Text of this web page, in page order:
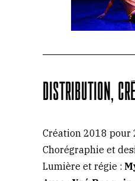
DISTRIBUTION,
Création 2018 pour
Chorégraphie et
Lumière et régie :